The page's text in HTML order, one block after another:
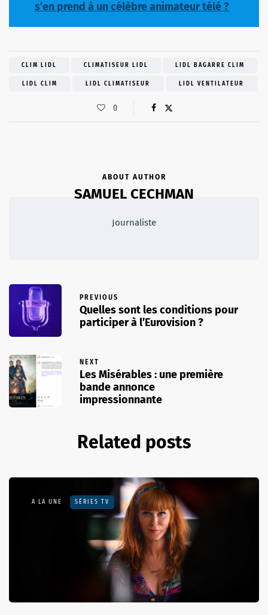
s’en prend à un célèbre animateur télé ?
CLIM LIDL CLIMATISEUR LIDL LIDL BAGARRE CLIM
LIDL CLIM LIDL CLIMATISEUR LIDL VENTILATEUR
0
ABOUT AUTHOR
SAMUEL CECHMAN
Journaliste
PREVIOUS
Quelles sont les conditions pour
participer à l’Eurovision ?
NEXT
Les Misérables : une première
bande annonce
impressionnante
Related posts
A LA UNE SÉRIES TV